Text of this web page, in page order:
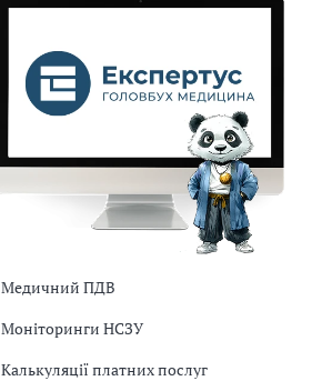
Медичний ПДВ
Моніторинги НСЗУ
Калькуляції платних послуг